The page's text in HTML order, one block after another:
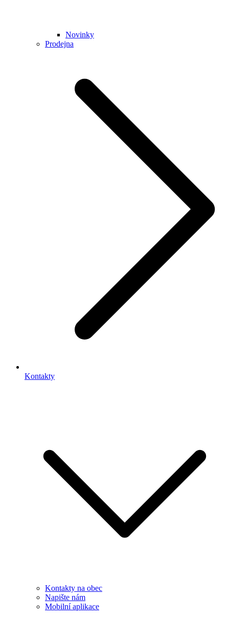
Novinky
Prodejna
Kontakty
Kontakty na obec
Napište nám
Mobilní aplikace